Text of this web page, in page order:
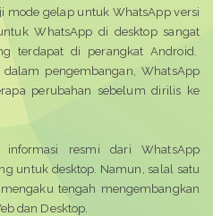
mode gelap untuk WhatsApp versi
WhatsApp di desktop sangat
terdapat di perangkat Android.
pengembangan, WhatsApp
perubahan sebelum dirilis ke
informasi resmi dari WhatsApp
untuk desktop. Namun, salal satu
tengah mengembangkan
dan Desktop.